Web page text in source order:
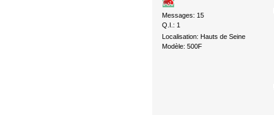
Messages: 15
Q.I.: 1
Localisation: Hauts de Seine
Modèle: 500F